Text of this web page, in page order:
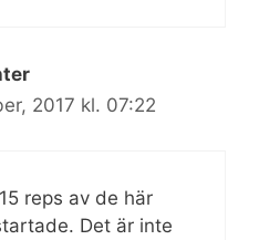
2017 kl. 07:22
reps av de här
Det är inte